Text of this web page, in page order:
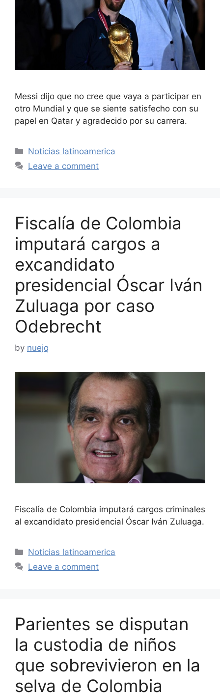
Messi dijo que no cree que vaya a participar en
otro Mundial y que se siente satisfecho con su
papel en Qatar y agradecido por su carrera.
Categories
Noticias latinoamerica
Leave a comment
Fiscalía de Colombia
imputará cargos a
excandidato
presidencial Óscar Iván
Zuluaga por caso
Odebrecht
by nuejq
Fiscalía de Colombia imputará cargos criminales
al excandidato presidencial Óscar Iván Zuluaga.
Categories
Noticias latinoamerica
Leave a comment
Parientes se disputan
la custodia de niños
que sobrevivieron en la
selva de Colombia